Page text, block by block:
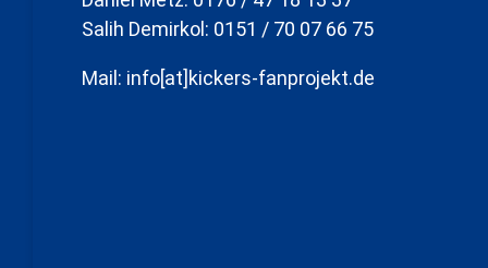
Salih Demirkol: 0151 / 70 07 66 75
Mail: info[at]kickers-fanprojekt.de